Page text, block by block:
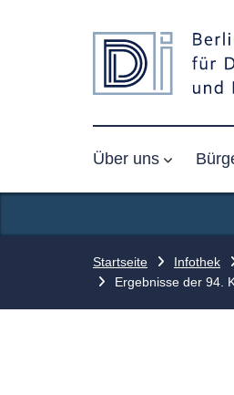
Über uns
Startseite Infothek
Ergebnisse der 94.